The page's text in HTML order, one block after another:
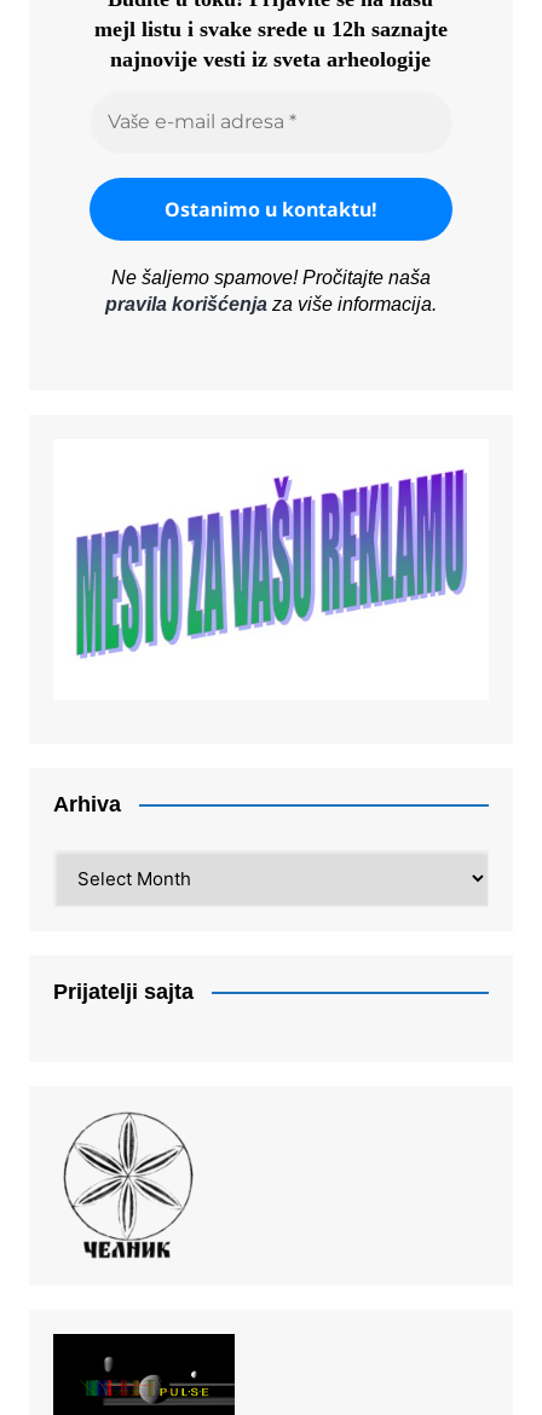
mejl listu i svake srede u 12h saznajte
najnovije vesti iz sveta arheologije
Ne šaljemo spamove! Pročitajte naša
pravila korišćenjaza više informacija.
Arhiva
Prijatelji sajta